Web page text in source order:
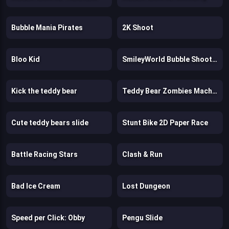
Bubble Mania Pirates 2K Shoot
Bloo Kid SmileyWorld Bubble Shooter
Kick the teddy bear Teddy Bear Zombies Machine Gun
Cute teddy bears slide Stunt Bike 2D Paper Race
Battle Racing Stars Clash & Run
Bad Ice Cream Lost Dungeon
Speed per Click: Obby Pengu Slide